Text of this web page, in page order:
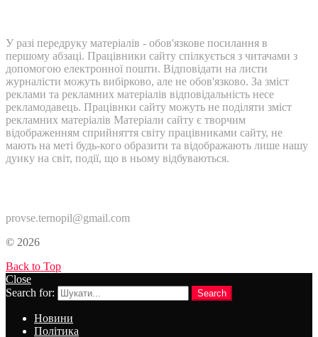
У разі передруку матеріалів - обов'язкове посилання в
першому абзаці. Працівники сайту спілкується з читачами з
допомогою електронної пошти. Відповідати на листи
журналісти можуть вибірково, але не обов'язково. За зміст
реклами та рекламних матеріалів відповідальність несе
рекламодавець. Працівнки сайту можуть не поділяти зміст
рекламних матеріалів Матеріали сайту є творчим
відображенням сприйняття світу працівниками сайту, не
мають на меті будь-кого образити та відображають лише нашу
дуику на світ, події, що в ньому відбуваються.
provse.ternopil@gmail.com
© 2026
Back to Top
Close
Search for:
Search
Новини
Політика